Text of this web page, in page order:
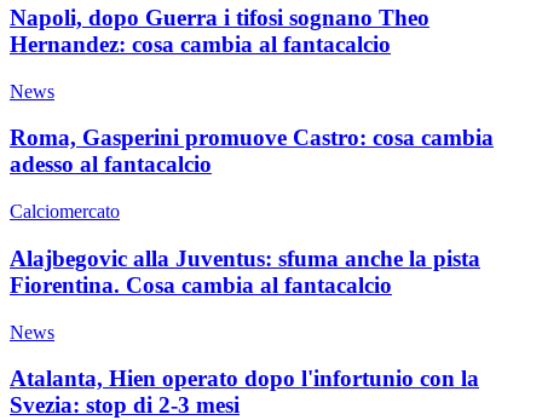
Napoli, dopo Guerra i tifosi sognano Theo
Hernandez: cosa cambia al fantacalcio
News
Roma, Gasperini promuove Castro: cosa cambia
adesso al fantacalcio
Calciomercato
Alajbegovic alla Juventus: sfuma anche la pista
Fiorentina. Cosa cambia al fantacalcio
News
Atalanta, Hien operato dopo l'infortunio con la
Svezia: stop di 2-3 mesi